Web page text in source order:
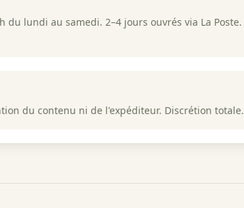
du lundi au samedi. 2–4 jours ouvrés via La Poste.
du contenu ni de l'expéditeur. Discrétion totale.